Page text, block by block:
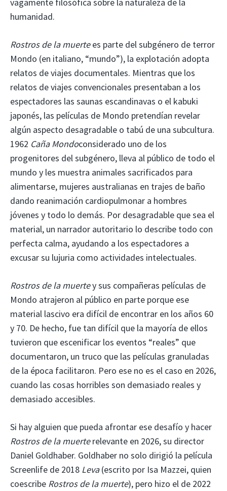
humanidad.
Rostros de la muertees parte del subgénero de terror
Mondo (en italiano, “mundo”), la explotación adopta
relatos de viajes documentales. Mientras que los
relatos de viajes convencionales presentaban a los
espectadores las saunas escandinavas o el kabuki
japonés, las películas de Mondo pretendían revelar
algún aspecto desagradable o tabú de una subcultura.
1962 Caña Mondoconsiderado uno de los
progenitores del subgénero, lleva al público de todo el
mundo y les muestra animales sacrificados para
alimentarse, mujeres australianas en trajes de baño
dando reanimación cardiopulmonar a hombres
jóvenes y todo lo demás. Por desagradable que sea el
material, un narrador autoritario lo describe todo con
perfecta calma, ayudando a los espectadores a
excusar su lujuria como actividades intelectuales.
Rostros de la muertey sus compañeras películas de
Mondo atrajeron al público en parte porque ese
material lascivo era difícil de encontrar en los años 60
y 70. De hecho, fue tan difícil que la mayoría de ellos
tuvieron que escenificar los eventos “reales” que
documentaron, un truco que las películas granuladas
de la época facilitaron. Pero ese no es el caso en 2026,
cuando las cosas horribles son demasiado reales y
demasiado accesibles.
Si hay alguien que pueda afrontar ese desafío y hacer
Rostros de la muerterelevante en 2026, su director
Daniel Goldhaber. Goldhaber no solo dirigió la película
Screenlife de 2018 Leva(escrito por Isa Mazzei, quien
coescribe Rostros de la muerte), pero hizo el de 2022